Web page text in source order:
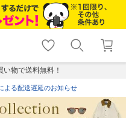
shopping_cart lock_outline
ログイン
物で送料無料！
よる配送遅延のお知らせ